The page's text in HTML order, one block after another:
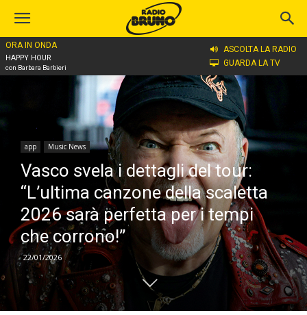
ORA IN ONDA
HAPPY HOUR
con Barbara Barbieri
ASCOLTA LA RADIO
GUARDA LA TV
Home
app Music News
Vasco svela i dettagli del tour:
“L’ultima canzone della scaletta
2026 sarà perfetta per i tempi
che corrono!”
22/01/2026